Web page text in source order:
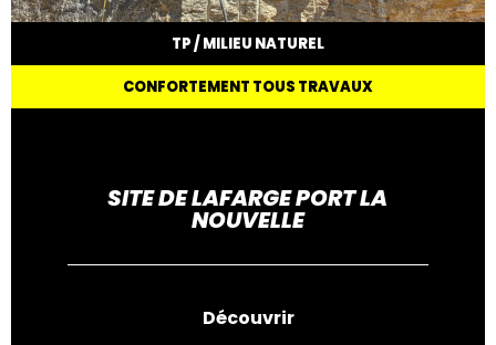
TP / MILIEU NATUREL
CONFORTEMENT TOUS TRAVAUX
SITE DE LAFARGE PORT LA
NOUVELLE
Découvrir